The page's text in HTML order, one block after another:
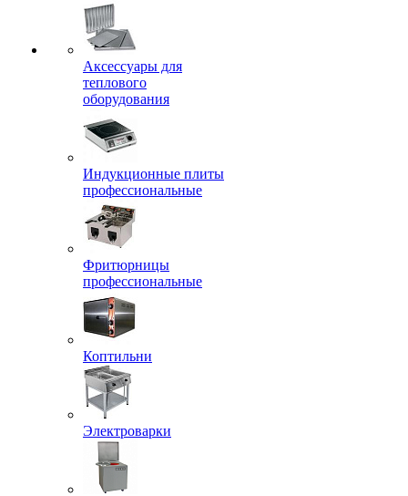
Аксессуары для
теплового
оборудования
Индукционные плиты
профессиональные
Фритюрницы
профессиональные
Коптильни
Электроварки